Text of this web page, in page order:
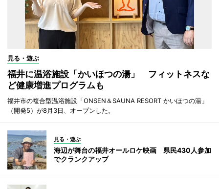
見る・遊ぶ
福井に温浴施設「かいほつの湯」 フィットネスな
ど健康増進プログラムも
福井市の複合型温浴施設「ONSEN＆SAUNA RESORT かいほつの湯」
（開発5）が8月3日、オープンした。
見る・遊ぶ
海辺が舞台の福井オールロケ映画 県民430人参加
でクランクアップ